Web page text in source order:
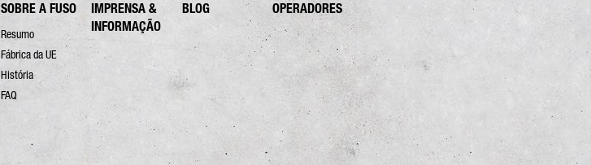
SOBRE A FUSO
Resumo
Fábrica da UE
História
FAQ
IMPRENSA &
INFORMAÇÃO
BLOG OPERADORES